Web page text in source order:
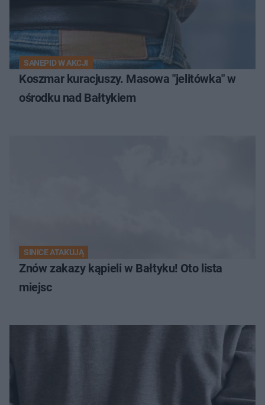
SANEPID W AKCJI
Koszmar kuracjuszy. Masowa "jelitówka" w
ośrodku nad Bałtykiem
SINICE ATAKUJĄ
Znów zakazy kąpieli w Bałtyku! Oto lista
miejsc